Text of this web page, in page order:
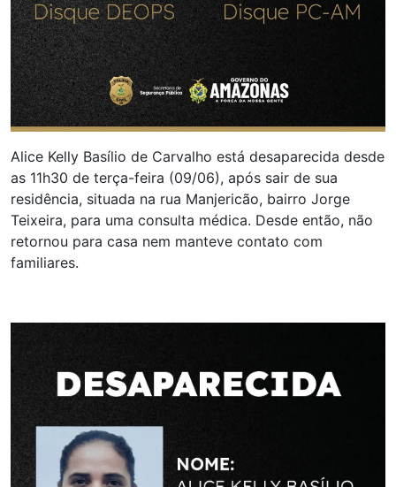
Alice Kelly Basílio de Carvalho está desaparecida desde
as 11h30 de terça-feira (09/06), após sair de sua
residência, situada na rua Manjericão, bairro Jorge
Teixeira, para uma consulta médica. Desde então, não
retornou para casa nem manteve contato com
familiares.